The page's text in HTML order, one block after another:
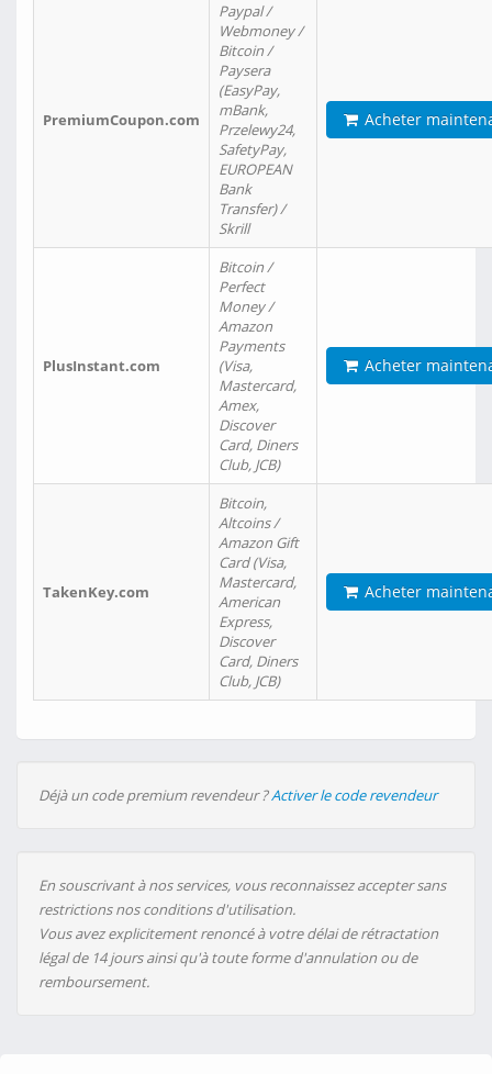
PremiumCoupon.com
Paypal /
Webmoney /
Bitcoin /
Paysera
(EasyPay,
mBank,
Przelewy24,
SafetyPay,
EUROPEAN
Bank
Transfer) /
Skrill
Acheter
PlusInstant.com
Bitcoin /
Perfect
Money /
Amazon
Payments
(Visa,
Mastercard,
Amex,
Discover
Card, Diners
Club, JCB)
Acheter
TakenKey.com
Bitcoin,
Altcoins /
Amazon Gift
Card (Visa,
Mastercard,
American
Express,
Discover
Card, Diners
Club, JCB)
Acheter
Déjà un code premium revendeur ?Activer le code revendeur
En souscrivant à nos services, vous reconnaissez accepter sans
restrictions nos conditions d'utilisation.
Vous avez explicitement renoncé à votre délai de rétractation
légal de 14 jours ainsi qu'à toute forme d'annulation ou de
remboursement.